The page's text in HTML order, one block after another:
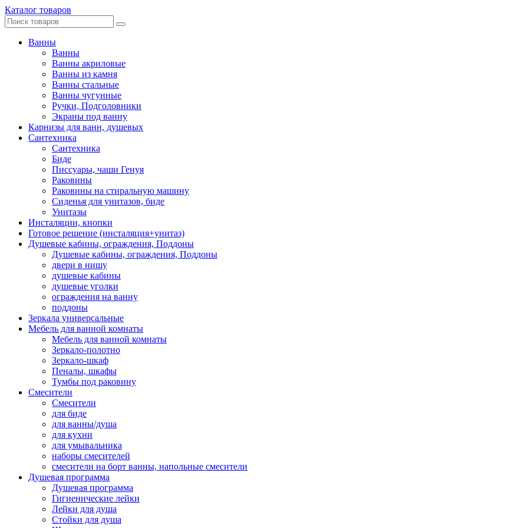
Каталог товаров
Ванны
Ванны
Ванны акриловые
Ванны из камня
Ванны стальные
Ванны чугунные
Ручки, Подголовники
Экраны под ванну
Карнизы для ванн, душевых
Сантехника
Сантехника
Биде
Писсуары, чаши Генуя
Раковины
Раковины на стиральную машину
Сиденья для унитазов, биде
Унитазы
Инсталяции, кнопки
Готовое решение (инсталяция+унитаз)
Душевые кабины, ограждения, Поддоны
Душевые кабины, ограждения, Поддоны
двери в нишу
душевые кабины
душевые уголки
ограждения на ванну
поддоны
Зеркала универсальные
Мебель для ванной комнаты
Мебель для ванной комнаты
Зеркало-полотно
Зеркало-шкаф
Пеналы, шкафы
Тумбы под раковину
Смесители
Смесители
для биде
для ванны/душа
для кухни
для умывальника
наборы смесителей
смесители на борт ванны, напольные смесители
Душевая программа
Душевая программа
Гигиенические лейки
Лейки для душа
Стойки для душа